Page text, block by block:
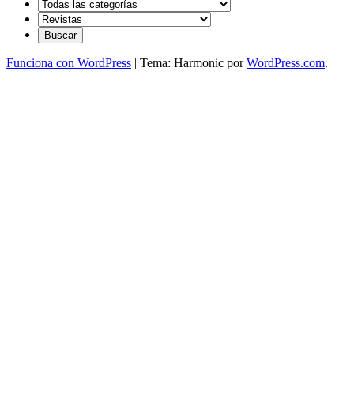
Funciona con WordPress | Tema: Harmonic porWordPress.com.